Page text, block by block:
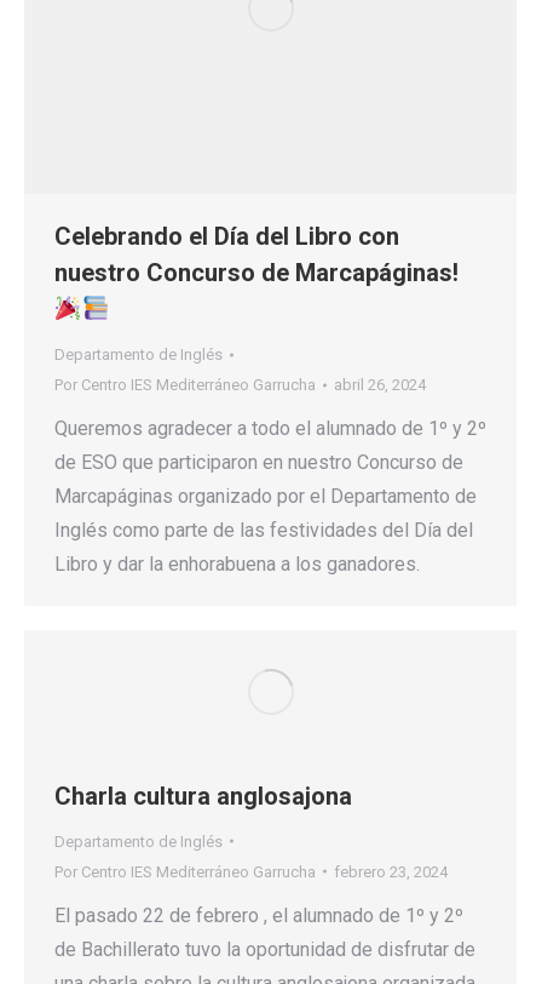
Celebrando el Día del Libro con
nuestro Concurso de Marcapáginas!
Departamento de Inglés
Por Centro IES Mediterráneo Garrucha abril 26, 2024
Queremos agradecer a todo el alumnado de 1º y 2º
de ESO que participaron en nuestro Concurso de
Marcapáginas organizado por el Departamento de
Inglés como parte de las festividades del Día del
Libro y dar la enhorabuena a los ganadores.
Charla cultura anglosajona
Departamento de Inglés
Por Centro IES Mediterráneo Garrucha febrero 23, 2024
El pasado 22 de febrero , el alumnado de 1º y 2º
de Bachillerato tuvo la oportunidad de disfrutar de